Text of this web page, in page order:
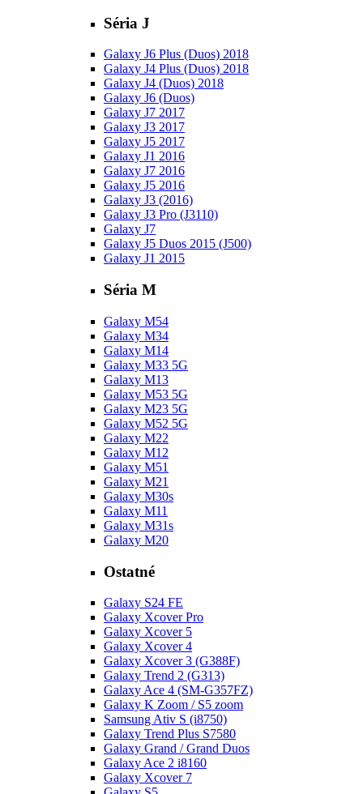
Séria J
Galaxy J6 Plus (Duos) 2018
Galaxy J4 Plus (Duos) 2018
Galaxy J4 (Duos) 2018
Galaxy J6 (Duos)
Galaxy J7 2017
Galaxy J3 2017
Galaxy J5 2017
Galaxy J1 2016
Galaxy J7 2016
Galaxy J5 2016
Galaxy J3 (2016)
Galaxy J3 Pro (J3110)
Galaxy J7
Galaxy J5 Duos 2015 (J500)
Galaxy J1 2015
Séria M
Galaxy M54
Galaxy M34
Galaxy M14
Galaxy M33 5G
Galaxy M13
Galaxy M53 5G
Galaxy M23 5G
Galaxy M52 5G
Galaxy M22
Galaxy M12
Galaxy M51
Galaxy M21
Galaxy M30s
Galaxy M11
Galaxy M31s
Galaxy M20
Ostatné
Galaxy S24 FE
Galaxy Xcover Pro
Galaxy Xcover 5
Galaxy Xcover 4
Galaxy Xcover 3 (G388F)
Galaxy Trend 2 (G313)
Galaxy Ace 4 (SM-G357FZ)
Galaxy K Zoom / S5 zoom
Samsung Ativ S (i8750)
Galaxy Trend Plus S7580
Galaxy Grand / Grand Duos
Galaxy Ace 2 i8160
Galaxy Xcover 7